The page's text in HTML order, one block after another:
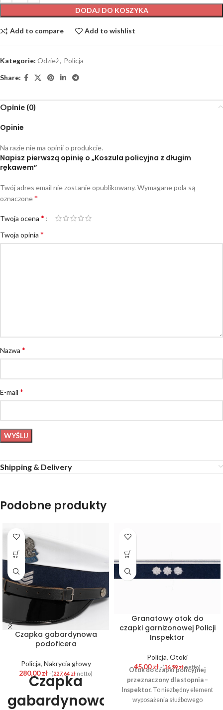
DODAJ DO KOSZYKA
Add to compare Add to wishlist
Kategorie: Odzież, Policja
Share:
Opinie (0)
Opinie
Na razie nie ma opinii o produkcie.
Napisz pierwszą opinię o „Koszula policyjna z długim
rękawem”
Twój adres email nie zostanie opublikowany. Wymagane pola są
oznaczone*
Twoja ocena *
Twoja opinia *
Nazwa *
E-mail *
Shipping & Delivery
Podobne produkty
Czapka gabardynowa
podoficera
Policja, Nakrycia głowy
280,00zł -(227,64 zł netto)
Czapka
gabardynowa
Granatowy otok do
czapki garnizonowej Policji
Inspektor
Policja, Otoki
45,00zł -(36,59 złnetto)
Otok do czapki policyjnej
przeznaczony dla stopnia –
Inspektor. To niezbędny element
wyposażenia służbowego